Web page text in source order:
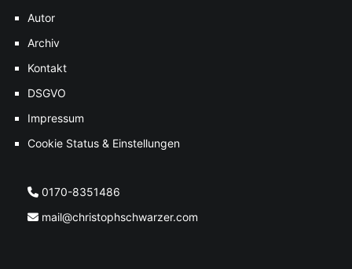
Autor
Archiv
Kontakt
DSGVO
Impressum
Cookie Status & Einstellungen
0170-8351486
mail@christophschwarzer.com